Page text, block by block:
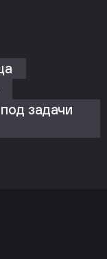
задачи